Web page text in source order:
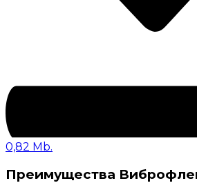
0,82 Mb.
Преимущества